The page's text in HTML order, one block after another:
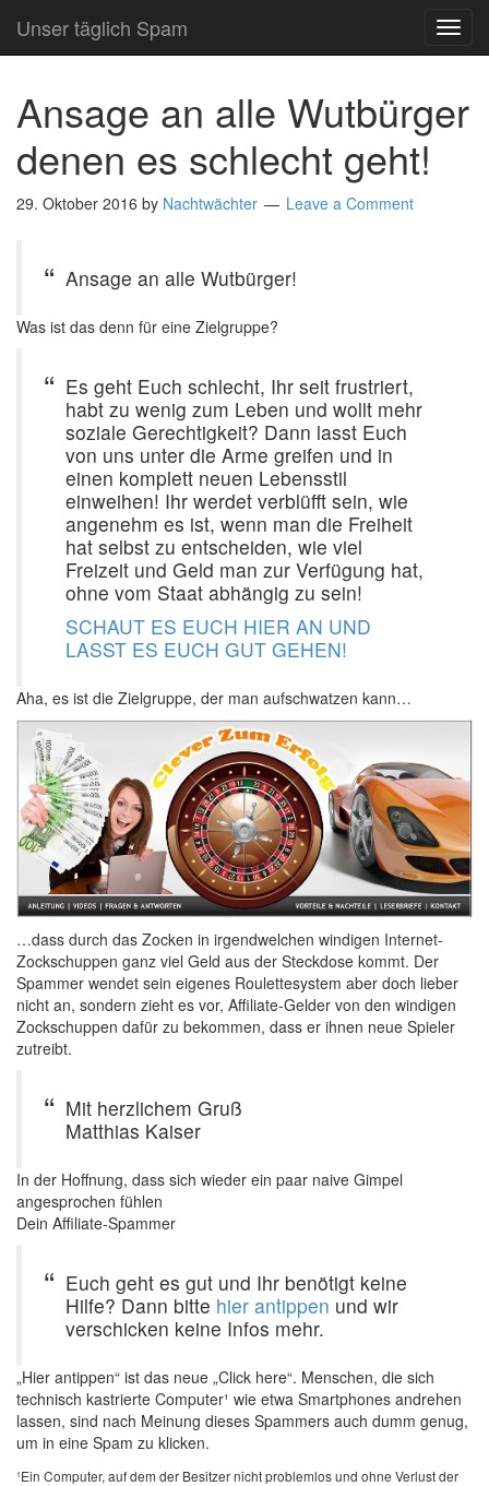
Unser täglich Spam
Ansage an alle Wutbürger
denen es schlecht geht!
29. Oktober 2016 by Nachtwächter Leave a Comment
Ansage an alle Wutbürger!
Was ist das denn für eine Zielgruppe?
Es geht Euch schlecht, Ihr seit frustriert,
habt zu wenig zum Leben und wollt mehr
soziale Gerechtigkeit? Dann lasst Euch
von uns unter die Arme greifen und in
einen komplett neuen Lebensstil
einweihen! Ihr werdet verblüfft sein, wie
angenehm es ist, wenn man die Freiheit
hat selbst zu entscheiden, wie viel
Freizeit und Geld man zur Verfügung hat,
ohne vom Staat abhängig zu sein!
SCHAUT ES EUCH HIER AN UND
LASST ES EUCH GUT GEHEN!
Aha, es ist die Zielgruppe, der man aufschwatzen kann…
…dass durch das Zocken in irgendwelchen windigen Internet-
Zockschuppen ganz viel Geld aus der Steckdose kommt. Der
Spammer wendet sein eigenes Roulettesystem aber doch lieber
nicht an, sondern zieht es vor, Affiliate-Gelder von den windigen
Zockschuppen dafür zu bekommen, dass er ihnen neue Spieler
zutreibt.
Mit herzlichem Gruß
Matthias Kaiser
In der Hoffnung, dass sich wieder ein paar naive Gimpel
angesprochen fühlen
Dein Affiliate-Spammer
Euch geht es gut und Ihr benötigt keine
Hilfe? Dann bitte hier antippen und wir
verschicken keine Infos mehr.
„Hier antippen“ ist das neue „Click here“. Menschen, die sich
technisch kastrierte Computer¹ wie etwa Smartphones andrehen
lassen, sind nach Meinung dieses Spammers auch dumm genug,
um in eine Spam zu klicken.
¹Ein Computer, auf dem der Besitzer nicht problemlos und ohne Verlust der